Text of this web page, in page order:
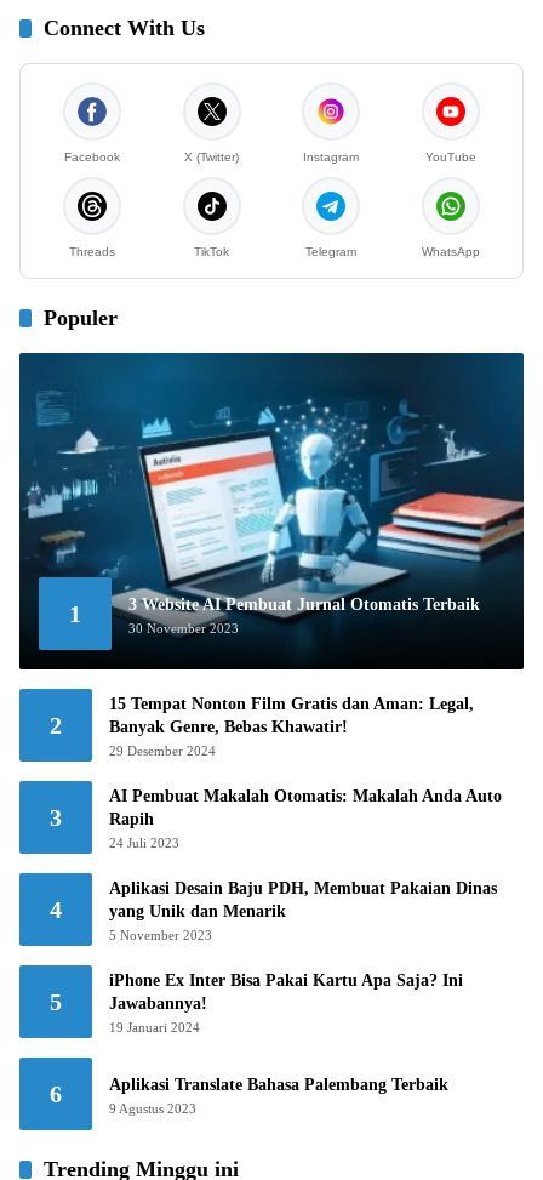
Connect With Us
Facebook X (Twitter) Instagram YouTube
Threads TikTok Telegram WhatsApp
Populer
1 3 Website AI Pembuat Jurnal Otomatis Terbaik
30 November 2023
2
15 Tempat Nonton Film Gratis dan Aman: Legal,
Banyak Genre, Bebas Khawatir!
29 Desember 2024
3
AI Pembuat Makalah Otomatis: Makalah Anda Auto
Rapih
24 Juli 2023
4
Aplikasi Desain Baju PDH, Membuat Pakaian Dinas
yang Unik dan Menarik
5 November 2023
5
iPhone Ex Inter Bisa Pakai Kartu Apa Saja? Ini
Jawabannya!
19 Januari 2024
6 Aplikasi Translate Bahasa Palembang Terbaik
9 Agustus 2023
Trending Minggu ini